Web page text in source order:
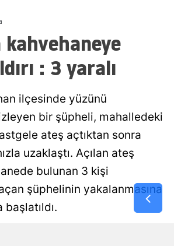
Muş
Ordu
: 3 yaralı
ilçesinde yüzünü
bir şüpheli, mahalledeki
ateş açtıktan sonra
uzaklaştı. Açılan ateş
bulunan 3 kişi
şüphelinin yakalanmasına